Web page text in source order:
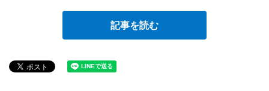
記事を読む